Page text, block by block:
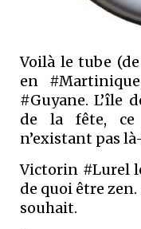
Voilà le tube
en
#Guyane. L’île
de la fête,
n’existant pas
Victorin #Lurel
de quoi être
souhait.